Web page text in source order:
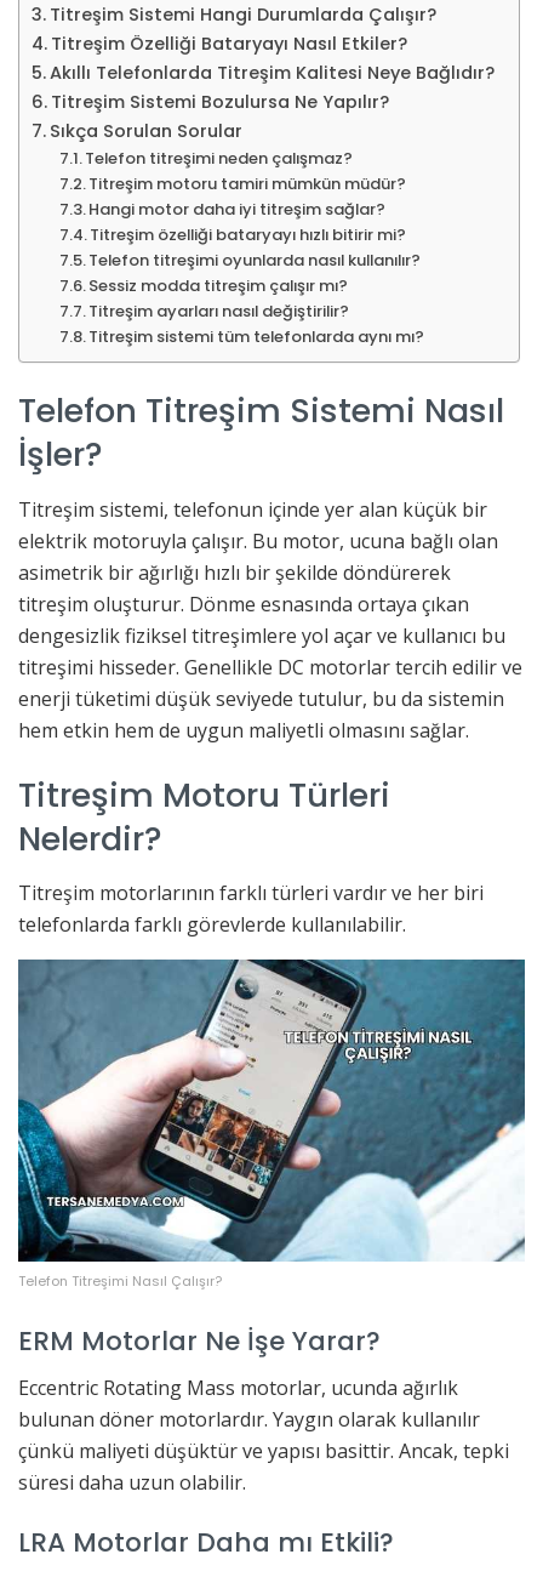
Titreşim Sistemi Hangi Durumlarda Çalışır?
Titreşim Özelliği Bataryayı Nasıl Etkiler?
Akıllı Telefonlarda Titreşim Kalitesi Neye Bağlıdır?
Titreşim Sistemi Bozulursa Ne Yapılır?
Sıkça Sorulan Sorular
Telefon titreşimi neden çalışmaz?
Titreşim motoru tamiri mümkün müdür?
Hangi motor daha iyi titreşim sağlar?
Titreşim özelliği bataryayı hızlı bitirir mi?
Telefon titreşimi oyunlarda nasıl kullanılır?
Sessiz modda titreşim çalışır mı?
Titreşim ayarları nasıl değiştirilir?
Titreşim sistemi tüm telefonlarda aynı mı?
Telefon Titreşim Sistemi Nasıl
İşler?
Titreşim sistemi, telefonun içinde yer alan küçük bir
elektrik motoruyla çalışır. Bu motor, ucuna bağlı olan
asimetrik bir ağırlığı hızlı bir şekilde döndürerek
titreşim oluşturur. Dönme esnasında ortaya çıkan
dengesizlik fiziksel titreşimlere yol açar ve kullanıcı bu
titreşimi hisseder. Genellikle DC motorlar tercih edilir ve
enerji tüketimi düşük seviyede tutulur, bu da sistemin
hem etkin hem de uygun maliyetli olmasını sağlar.
Titreşim Motoru Türleri
Nelerdir?
Titreşim motorlarının farklı türleri vardır ve her biri
telefonlarda farklı görevlerde kullanılabilir.
Telefon Titreşimi Nasıl Çalışır?
ERM Motorlar Ne İşe Yarar?
Eccentric Rotating Mass motorlar, ucunda ağırlık
bulunan döner motorlardır. Yaygın olarak kullanılır
çünkü maliyeti düşüktür ve yapısı basittir. Ancak, tepki
süresi daha uzun olabilir.
LRA Motorlar Daha mı Etkili?